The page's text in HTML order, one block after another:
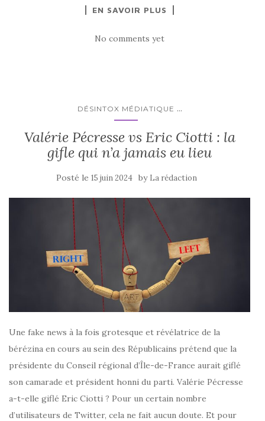
EN SAVOIR PLUS
No comments yet
DÉSINTOX MÉDIATIQUE ...
Valérie Pécresse vs Eric Ciotti : la
gifle qui n’a jamais eu lieu
Posté le 15 juin 2024 by La rédaction
Une fake news à la fois grotesque et révélatrice de la
bérézina en cours au sein des Républicains prétend que la
présidente du Conseil régional d’Île-de-France aurait giflé
son camarade et président honni du parti. Valérie Pécresse
a-t-elle giflé Eric Ciotti ? Pour un certain nombre
d’utilisateurs de Twitter, cela ne fait aucun doute. Et pour